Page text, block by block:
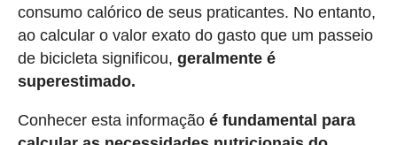
consumo calórico de seus praticantes. No entanto,
ao calcular o valor exato do gasto que um passeio
de bicicleta significou, geralmente é
superestimado.
Conhecer esta informação é fundamental para